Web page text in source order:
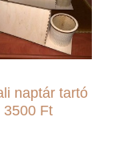
naptár tartó
3500 Ft